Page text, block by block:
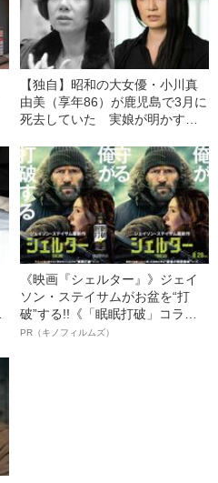
【独自】昭和の大女優・小川真
由美（享年86）が鹿児島で3月に
死去していた 実娘が明かす
《映画『シェルター』》ジェイ
ソン・ステイサムがお盆を“打
破”する!!《「眠眠打破」コラ
ボ》
PR（キノフィルムズ）